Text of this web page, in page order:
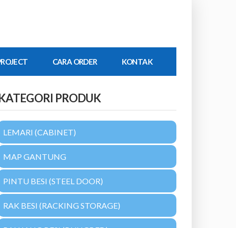
CARA ORDER KONTAK
PRODUK
LEMARI (CABINET)
MAP GANTUNG
PINTU BESI (STEEL DOOR)
RAK BESI (RACKING STORAGE)